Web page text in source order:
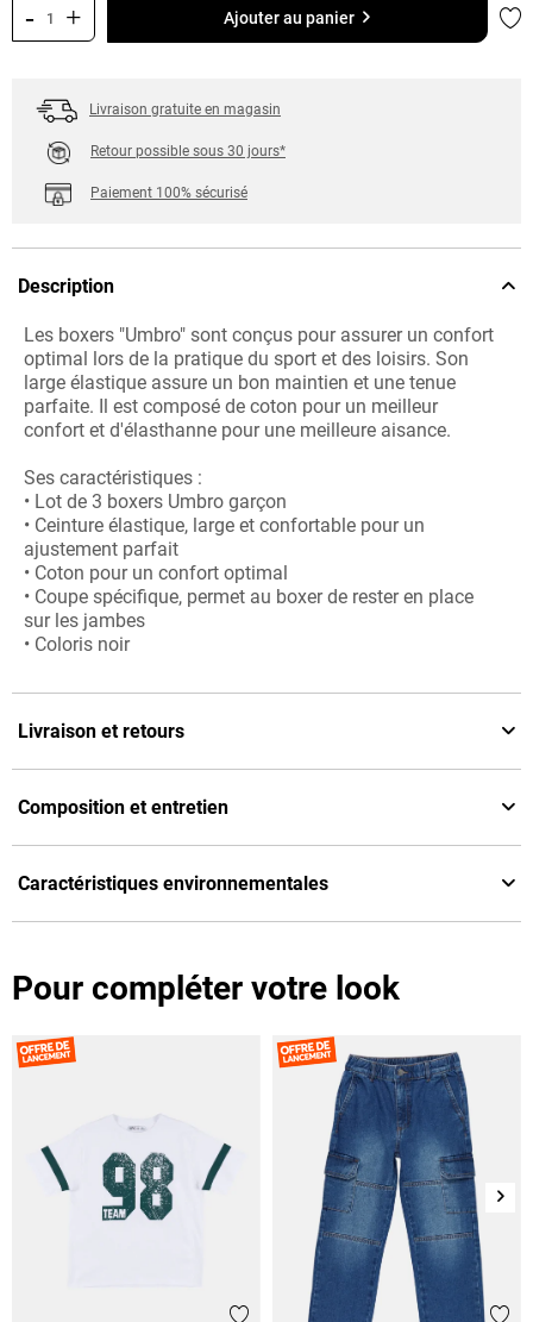
- + Ajouter au panier
Livraison gratuite en magasin
Retour possible sous 30 jours*
Paiement 100% sécurisé
Description
Les boxers "Umbro" sont conçus pour assurer un confort
optimal lors de la pratique du sport et des loisirs. Son
large élastique assure un bon maintien et une tenue
parfaite. Il est composé de coton pour un meilleur
confort et d'élasthanne pour une meilleure aisance.
Ses caractéristiques :
• Lot de 3 boxers Umbro garçon
• Ceinture élastique, large et confortable pour un
ajustement parfait
• Coton pour un confort optimal
• Coupe spécifique, permet au boxer de rester en place
sur les jambes
• Coloris noir
Livraison et retours
Composition et entretien
Caractéristiques environnementales
Pour compléter votre look